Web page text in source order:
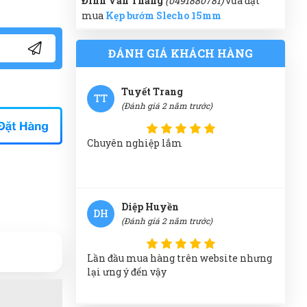
mua Kẹp bướm Slecho 15mm
Thanh Huy(0689205999)vừa đặt mua
Kẹp bướm Slecho 15mm
Võ Minh Thiện
Kẹp bướm Slecho 15mm
(0541015064) vừa đặt mua
Kẹp bướm Slecho 15mm
Phát Đạt(0190242076)
bướm Slecho 15mm
Kim Anh (0421173057) vừa đặt mua
bướm Slecho 15mm
ĐÁNH GIÁ KHÁCH HÀNG
cách phục vụ tại đây
TT
Tuyết Trang
(Đánh giá 2 năm trước)
Chuyên nghiệp lắm
DH
Diệp Huyền
(Đánh giá 2 năm trước)
Lần đầu mua hàng trên website nhưng
lại ưng ý đến vậy